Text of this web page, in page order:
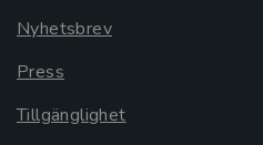
Nyhetsbrev
Press
Tillgänglighet